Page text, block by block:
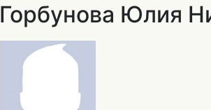
Горбунова Юлия